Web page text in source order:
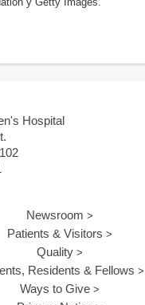
Hospital
Newsroom
Patients & Visitors
Quality
Residents & Fellows
Ways to Give